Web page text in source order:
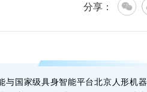
分享：
与国家级具身智能平台北京人形机器